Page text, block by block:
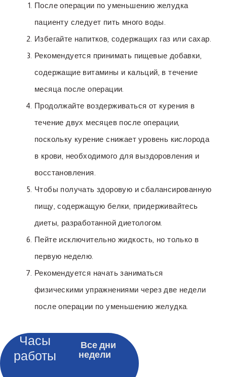
После операции по уменьшению желудка
пациенту следует пить много воды.
Избегайте напитков, содержащих газ или сахар.
Рекомендуется принимать пищевые добавки,
содержащие витамины и кальций, в течение
месяца после операции.
Продолжайте воздерживаться от курения в
течение двух месяцев после операции,
поскольку курение снижает уровень кислорода
в крови, необходимого для выздоровления и
восстановления.
Чтобы получать здоровую и сбалансированную
пищу, содержащую белки, придерживайтесь
диеты, разработанной диетологом.
Пейте исключительно жидкость, но только в
первую неделю.
Рекомендуется начать заниматься
физическими упражнениями через две недели
после операции по уменьшению желудка.
Часы
работы
Все дни
недели